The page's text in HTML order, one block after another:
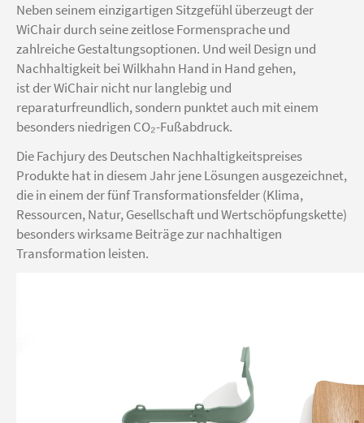
Neben seinem einzigartigen Sitzgefühl überzeugt der
WiChair durch seine zeitlose Formensprache und
zahlreiche Gestaltungsoptionen. Und weil Design und
Nachhaltigkeit bei Wilkhahn Hand in Hand gehen,
ist der WiChair nicht nur langlebig und
reparaturfreundlich, sondern punktet auch mit einem
besonders niedrigen CO₂-Fußabdruck.
Die Fachjury des Deutschen Nachhaltigkeitspreises
Produkte hat in diesem Jahr jene Lösungen ausgezeichnet,
die in einem der fünf Transformationsfelder (Klima,
Ressourcen, Natur, Gesellschaft und Wertschöpfungskette)
besonders wirksame Beiträge zur nachhaltigen
Transformation leisten.